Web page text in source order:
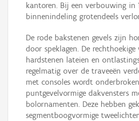
kantoren. Bij een verbouwing in
binnenindeling grotendeels
De rode bakstenen gevels zijn
door speklagen. De rechthoekige
hardstenen lateien en
regelmatig over de traveeën
met consoles wordt
puntgevelvormige dakvensters
bolornamenten. Deze hebben
segmentboogvormige